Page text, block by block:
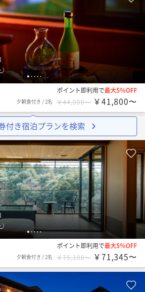
12 345
）
ポイント即利用で最大5％OFF
夕朝食付き /2名 ￥44,000〜 ￥41,800〜
付き宿泊プランを検索
12 345
）
ポイント即利用で最大5％OFF
夕朝食付き /2名 ￥75,100〜 ￥71,345〜